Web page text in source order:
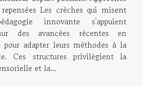
repensées Les crèches qui misent
innovante s'appuient
des avancées récentes en
pour adapter leurs méthodes à la
Ces structures privilégient la
et la...